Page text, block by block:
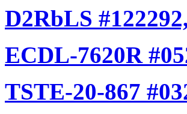
D2RbLS
ECDL-7620R
TSTE-20-867